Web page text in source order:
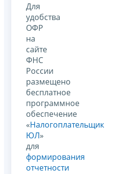
Для
удобства
ОФР
на
сайте
ФНС
России
размещено
бесплатное
программное
обеспечение
«Налогоплательщик
ЮЛ»
для
формирования
отчетности